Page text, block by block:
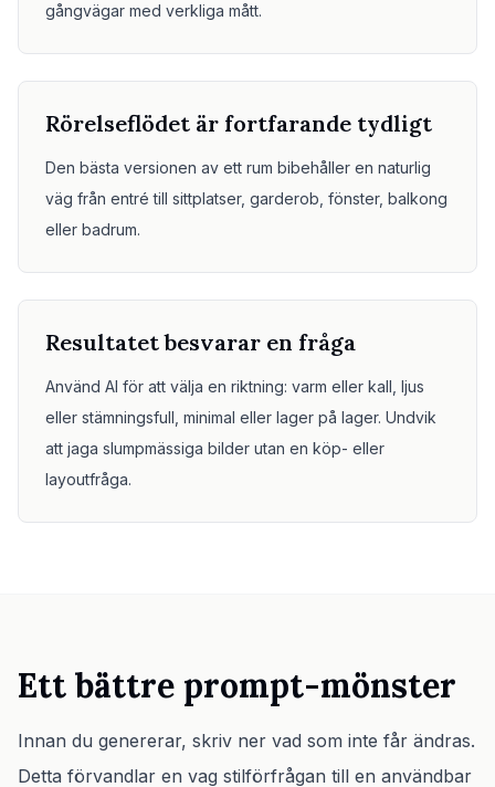
gångvägar med verkliga mått.
Rörelseflödet är fortfarande tydligt
Den bästa versionen av ett rum bibehåller en naturlig
väg från entré till sittplatser, garderob, fönster, balkong
eller badrum.
Resultatet besvarar en fråga
Använd AI för att välja en riktning: varm eller kall, ljus
eller stämningsfull, minimal eller lager på lager. Undvik
att jaga slumpmässiga bilder utan en köp- eller
layoutfråga.
Ett bättre prompt-mönster
Innan du genererar, skriv ner vad som inte får ändras.
Detta förvandlar en vag stilförfrågan till en användbar